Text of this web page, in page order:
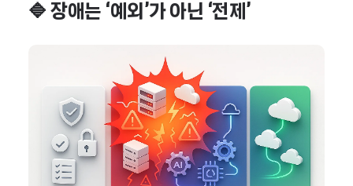
🔷 장애는 ‘예외’가 아닌 ‘전제’